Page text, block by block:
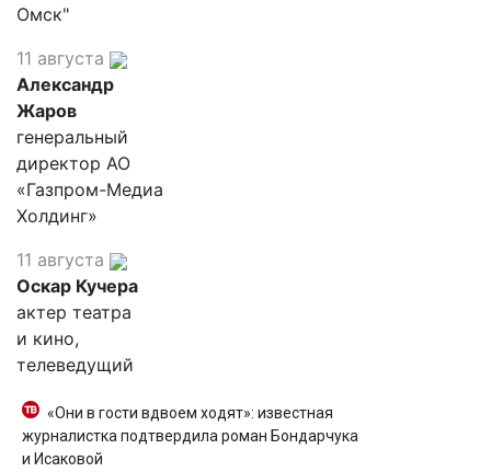
Омск"
11 августа
Александр
Жаров
генеральный
директор АО
«Газпром-Медиа
Холдинг»
11 августа
Оскар Кучера
актер театра
и кино,
телеведущий
«Они в гости вдвоем ходят»: известная
журналистка подтвердила роман Бондарчука
и Исаковой